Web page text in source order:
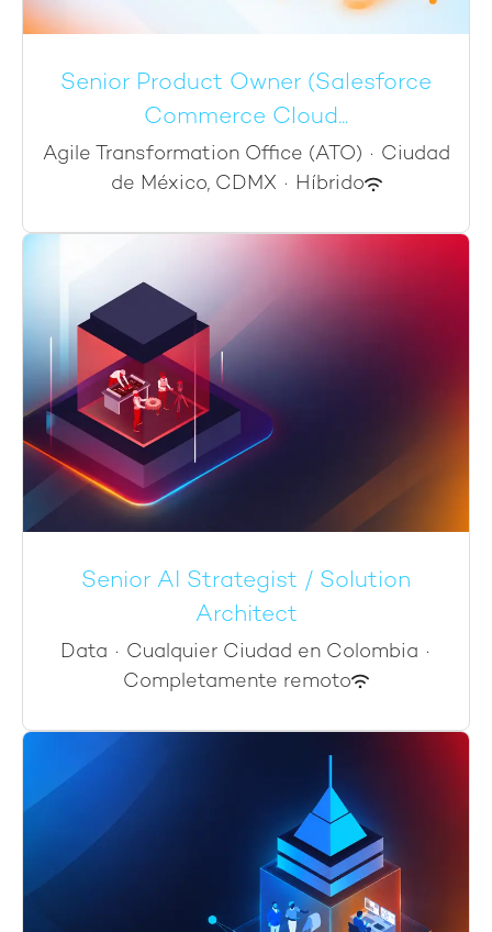
Senior Product Owner (Salesforce
Commerce Cloud...
Agile Transformation Office (ATO) · Ciudad
de México, CDMX · Híbrido
Senior AI Strategist / Solution
Architect
Data · Cualquier Ciudad en Colombia ·
Completamente remoto